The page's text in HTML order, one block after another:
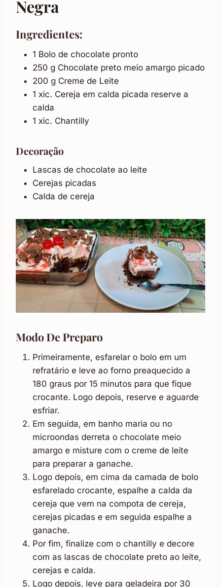
Negra
Ingredientes:
1 Bolo de chocolate pronto
250 g Chocolate preto meio amargo picado
200 g Creme de Leite
1 xic. Cereja em calda picada reserve a
calda
1 xic. Chantilly
Decoração
Lascas de chocolate ao leite
Cerejas picadas
Calda de cereja
Modo De Preparo
Primeiramente, esfarelar o bolo em um
refratário e leve ao forno preaquecido a
180 graus por 15 minutos para que fique
crocante. Logo depois, reserve e aguarde
esfriar.
Em seguida, em banho maria ou no
microondas derreta o chocolate meio
amargo e misture com o creme de leite
para preparar a ganache.
Logo depois, em cima da camada de bolo
esfarelado crocante, espalhe a calda da
cereja que vem na compota de cereja,
cerejas picadas e em seguida espalhe a
ganache.
Por fim, finalize com o chantilly e decore
com as lascas de chocolate preto ao leite,
cerejas e calda.
Logo depois, leve para geladeira por 30